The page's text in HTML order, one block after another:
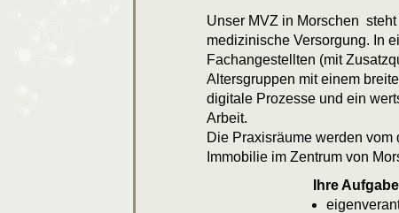
Unser MVZ in Morschen
medizinische Versorgung. In
Fachangestellten (mit
Altersgruppen mit einem
digitale Prozesse und ein
Arbeit.
Die Praxisräume werden
Immobilie im Zentrum von
Ihre